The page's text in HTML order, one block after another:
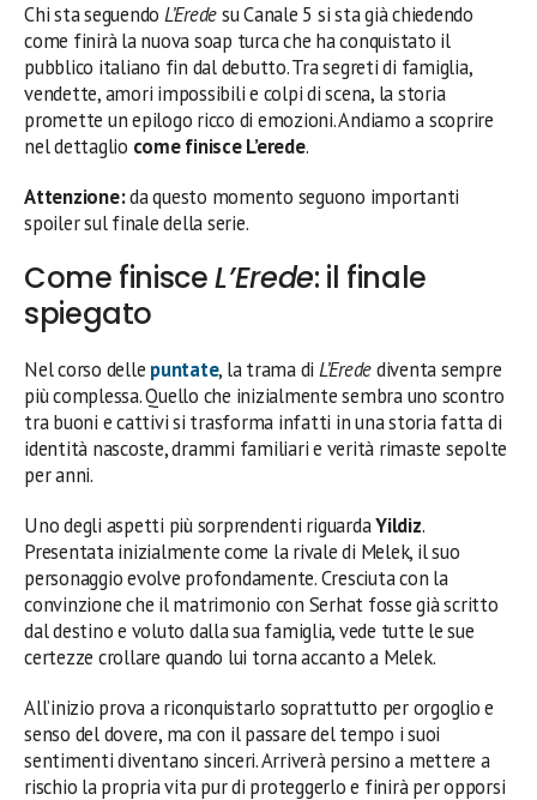
Chi sta seguendo L’Eredesu Canale 5 si sta già chiedendo
come finirà la nuova soap turca che ha conquistato il
pubblico italiano fin dal debutto. Tra segreti di famiglia,
vendette, amori impossibili e colpi di scena, la storia
promette un epilogo ricco di emozioni. Andiamo a scoprire
nel dettaglio come finisce L’erede.
Attenzione:da questo momento seguono importanti
spoiler sul finale della serie.
Come finisceL’Erede: il finale
spiegato
Nel corso delle puntate, la trama di L’Eredediventa sempre
più complessa. Quello che inizialmente sembra uno scontro
tra buoni e cattivi si trasforma infatti in una storia fatta di
identità nascoste, drammi familiari e verità rimaste sepolte
per anni.
Uno degli aspetti più sorprendenti riguardaYildiz.
Presentata inizialmente come la rivale di Melek, il suo
personaggio evolve profondamente. Cresciuta con la
convinzione che il matrimonio con Serhat fosse già scritto
dal destino e voluto dalla sua famiglia, vede tutte le sue
certezze crollare quando lui torna accanto a Melek.
All’inizio prova a riconquistarlo soprattutto per orgoglio e
senso del dovere, ma con il passare del tempo i suoi
sentimenti diventano sinceri. Arriverà persino a mettere a
rischio la propria vita pur di proteggerlo e finirà per opporsi